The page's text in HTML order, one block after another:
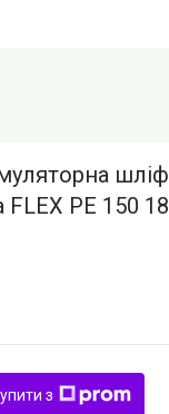
PE 150
з